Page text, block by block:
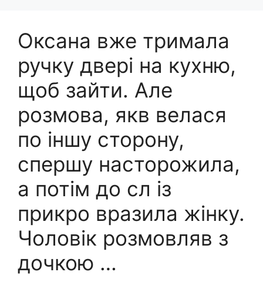
Оксана вже тримала
ручку двері на кухню,
щоб зайти. Але
розмова, якв велася
по іншу сторону,
спершу насторожила,
а потім до сл із
прикро вразила жінку.
Чоловік розмовляв з
дочкою …